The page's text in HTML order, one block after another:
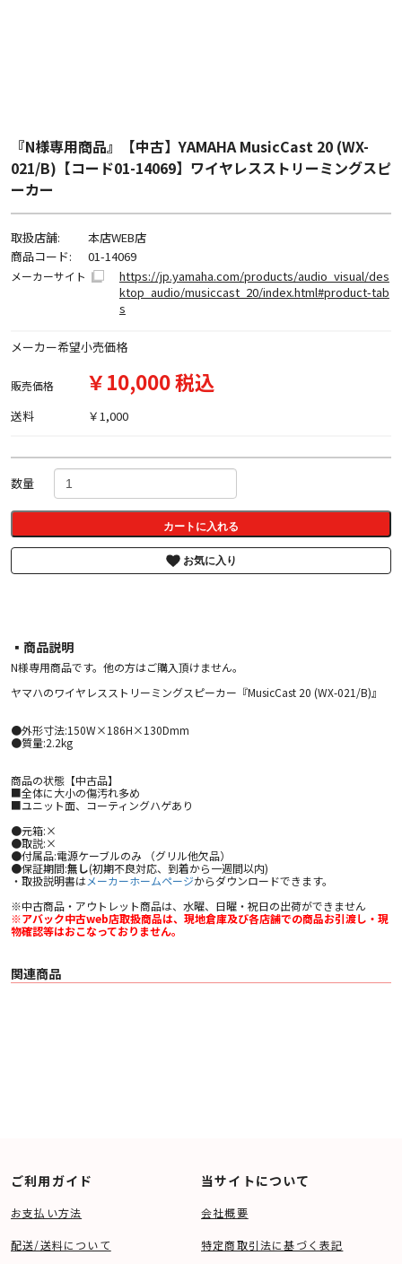
『N様専用商品』【中古】YAMAHA MusicCast 20 (WX-
021/B)【コード01-14069】ワイヤレスストリーミングスピ
ーカー
取扱店舗:
本店WEB店
商品コード:
01-14069
メーカーサイト
https://jp.yamaha.com/products/audio_visual/des
ktop_audio/musiccast_20/index.html#product-tab
s
メーカー希望小売価格
販売価格 ￥10,000 税込
送料 ￥1,000
数量
カートに入れる
お気に入り
▪︎商品説明
N様専用商品です。他の方はご購入頂けません。
ヤマハのワイヤレスストリーミングスピーカー『MusicCast 20 (WX-021/B)』
●外形寸法:150W×186H×130Dmm
●質量:2.2kg
商品の状態【中古品】
■全体に大小の傷汚れ多め
■ユニット面、コーティングハゲあり
●元箱:×
●取説:×
●付属品:電源ケーブルのみ （グリル他欠品）
●保証期間:無し(初期不良対応、到着から一週間以内)
・取扱説明書はメーカーホームページからダウンロードできます。
※中古商品・アウトレット商品は、水曜、日曜・祝日の出荷ができません
※アバック中古web店取扱商品は、現地倉庫及び各店舗での商品お引渡し・現
物確認等はおこなっておりません。
関連商品
ご利用ガイド
お支払い方法
配送/送料について
当サイトについて
会社概要
特定商取引法に基づく表記